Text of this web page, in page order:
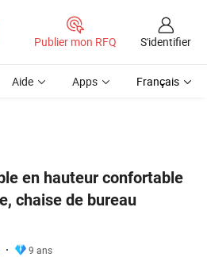
Publier mon RFQ S'identifier
Aide Apps Français
en hauteur confortable
chaise de bureau
9 ans